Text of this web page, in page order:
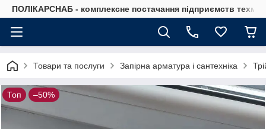
ПОЛІКАРСНАБ - комплексне постачання підприємств
Товари та послуги Запірна арматура і сантехніка
Топ –50%